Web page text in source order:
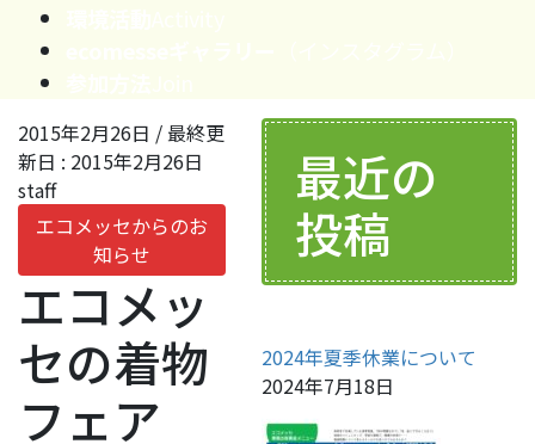
2015年2月26日 / 最終更
新日 : 2015年2月26日
staff
エコメッセからのお
知らせ
エコメッ
セの着物
フェア
最近の
投稿
2024年夏季休業について
2024年7月18日